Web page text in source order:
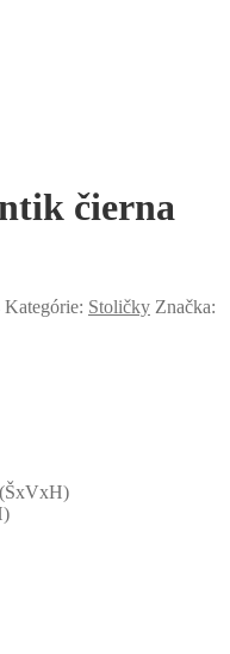
čierna
Kategórie: Stoličky Značka: